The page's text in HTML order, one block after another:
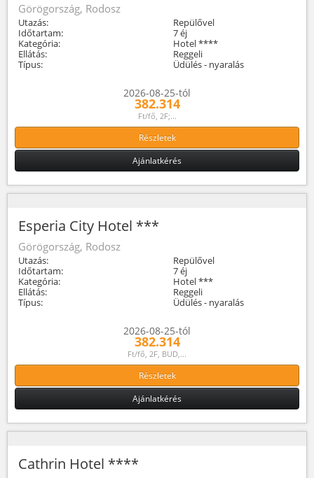
Görögország, Rodosz
Utazás:
Repülővel
Időtartam:
7 éj
Kategória:
Hotel ****
Ellátás:
Reggeli
Típus:
Üdülés - nyaralás
2026-08-25-tól
382.314
Ft/fő, 2F;...
Részletek
Ajánlatkérés
Esperia City Hotel ***
Görögország, Rodosz
Utazás:
Repülővel
Időtartam:
7 éj
Kategória:
Hotel ***
Ellátás:
Reggeli
Típus:
Üdülés - nyaralás
2026-08-25-tól
382.314
Ft/fő, 2F, BUD,...
Részletek
Ajánlatkérés
Cathrin Hotel ****